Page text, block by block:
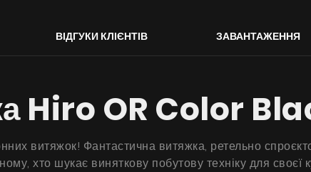
ВІДГУКИ КЛІЄНТІВ ЗАВАНТАЖЕННЯ
Hiro OR Color
витяжок! Фантастична витяжка, ретельно
хто шукає виняткову побутову техніку для своєї